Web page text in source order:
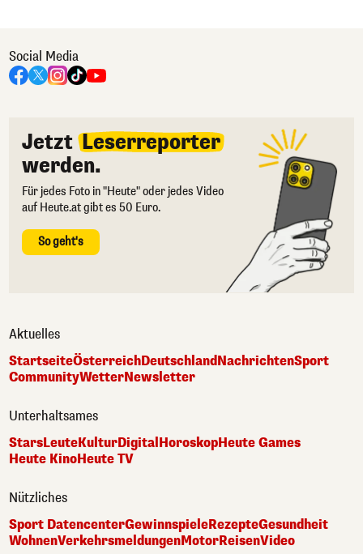
Social Media
Jetzt Leserreporter
werden.
Für jedes Foto in "Heute" oder jedes Video
auf Heute.at gibt es 50 Euro.
So geht's
Aktuelles
StartseiteÖsterreichDeutschlandNachrichtenSport
CommunityWetterNewsletter
Unterhaltsames
StarsLeuteKulturDigital HoroskopHeute Games
Heute KinoHeute TV
Nützliches
Sport DatencenterGewinnspieleRezepteGesundheit
WohnenVerkehrsmeldungenMotorReisenVideo